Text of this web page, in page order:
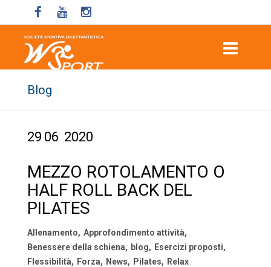
Blog
29 06 2020
MEZZO ROTOLAMENTO O
HALF ROLL BACK DEL
PILATES
Allenamento, Approfondimento attività,
Benessere della schiena, blog, Esercizi proposti,
Flessibilità, Forza, News, Pilates, Relax